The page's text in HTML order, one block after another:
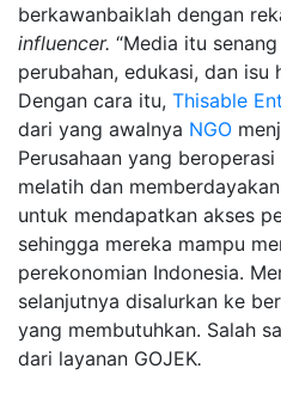
berkawanbaiklah dengan
influencer. “Media itu
perubahan, edukasi, dan isu
Dengan cara itu, Thisable
dari yang awalnya NGO
Perusahaan yang
melatih dan
untuk mendapatkan akses
sehingga mereka mampu
perekonomian Indonesia.
selanjutnya disalurkan ke
yang membutuhkan. Salah
dari layanan GOJEK.